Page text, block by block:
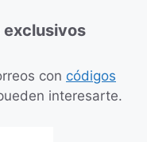
con códigos
interesarte.